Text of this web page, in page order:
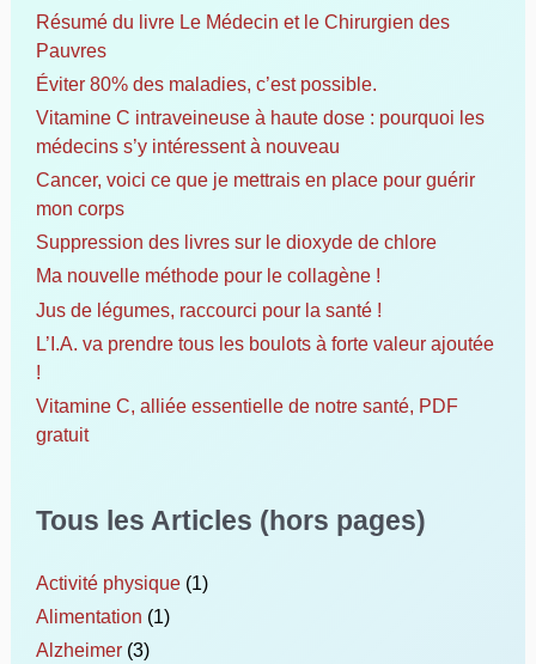
h
e
r
:
Résumé du livre Le Médecin et le Chirurgien des
Pauvres
Éviter 80% des maladies, c’est possible.
Vitamine C intraveineuse à haute dose : pourquoi les
médecins s’y intéressent à nouveau
Cancer, voici ce que je mettrais en place pour guérir
mon corps
Suppression des livres sur le dioxyde de chlore
Ma nouvelle méthode pour le collagène !
Jus de légumes, raccourci pour la santé !
L’I.A. va prendre tous les boulots à forte valeur ajoutée
!
Vitamine C, alliée essentielle de notre santé, PDF
gratuit
Tous les Articles (hors pages)
Activité physique (1)
Alimentation (1)
Alzheimer (3)